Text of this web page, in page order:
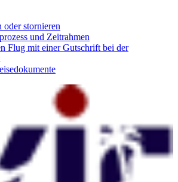
oder stornieren
und Zeitrahmen
Flug mit einer Gutschrift bei der